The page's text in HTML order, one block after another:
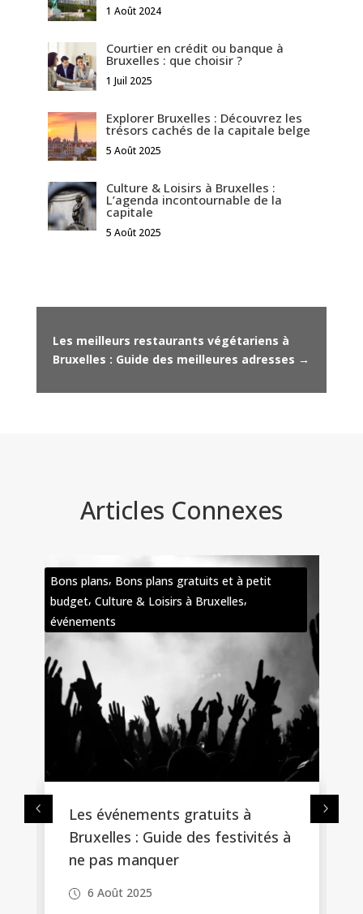
1 Août 2024
Courtier en crédit ou banque à
Bruxelles : que choisir ?
1 Juil 2025
Explorer Bruxelles : Découvrez les
trésors cachés de la capitale belge
5 Août 2025
Culture & Loisirs à Bruxelles :
L’agenda incontournable de la
capitale
5 Août 2025
Les meilleurs restaurants végétariens à
Bruxelles : Guide des meilleures adresses →
Articles Connexes
Bons plans gratuits et à petit
& Loisirs à Bruxelles
gratuits à
: Guide des festivités à
manquer
Bons plans
budget
Les bons
Bruxelles :